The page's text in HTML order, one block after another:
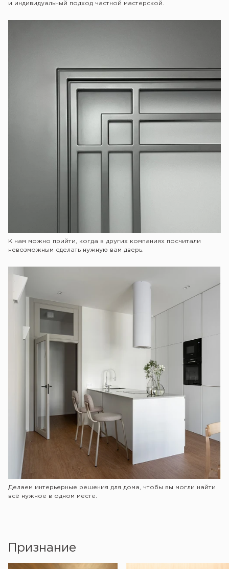
и индивидуальный подход частной мастерской.
К нам можно прийти, когда в других компаниях посчитали
невозможным сделать нужную вам дверь.
Делаем интерьерные решения для дома, чтобы вы могли найти
всё нужное в одном месте.
Признание